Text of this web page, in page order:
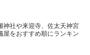
神社や来迎寺、佐太天神宮
屋をおすすめ順にランキン